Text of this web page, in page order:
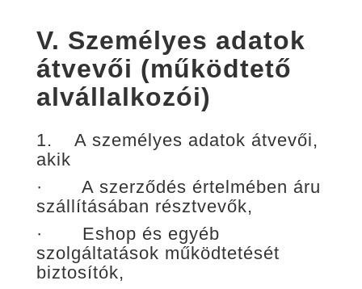
V. Személyes adatok
átvevői (működtető
alvállalkozói)
1. A személyes adatok átvevői,
akik
· A szerződés értelmében áru
szállításában résztvevők,
· Eshop és egyéb
szolgáltatások működtetését
biztosítók,